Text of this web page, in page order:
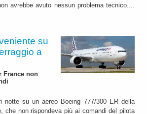
avrebbe avuto nessun problema tecnico....
su
a
France non
notte su un aereo Boeing 777/300 ER della
che non rispondeva più ai comandi del pilota